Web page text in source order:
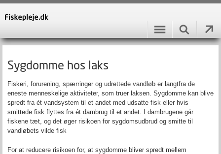
Sygdomme hos laks
Fiskeri, forurening, spærringer og udrettede vandløb er langtfra de
eneste menneskelige aktiviteter, som truer laksen. Sygdomme kan blive
spredt fra ét vandsystem til et andet med udsatte fisk eller hvis
smittede fisk flyttes fra ét dambrug til et andet. I dambrugene går
fiskene tæt, og det øger risikoen for sygdomsudbrud og smitte til
vandløbets vilde fisk
For at reducere risikoen for, at sygdomme bliver spredt mellem